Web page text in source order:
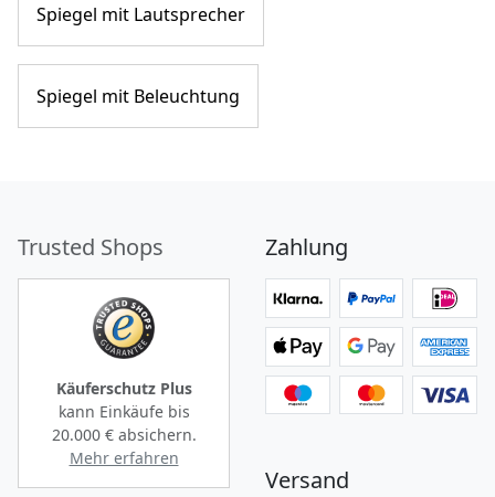
Spiegel mit Lautsprecher
Spiegel mit Beleuchtung
Trusted Shops
Käuferschutz Plus
kann Einkäufe bis
20.000 €absichern.
Mehr erfahren
Zahlung
Versand